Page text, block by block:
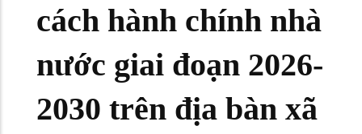
cách hành chính nhà
nước giai đoạn 2026-
2030 trên địa bàn xã